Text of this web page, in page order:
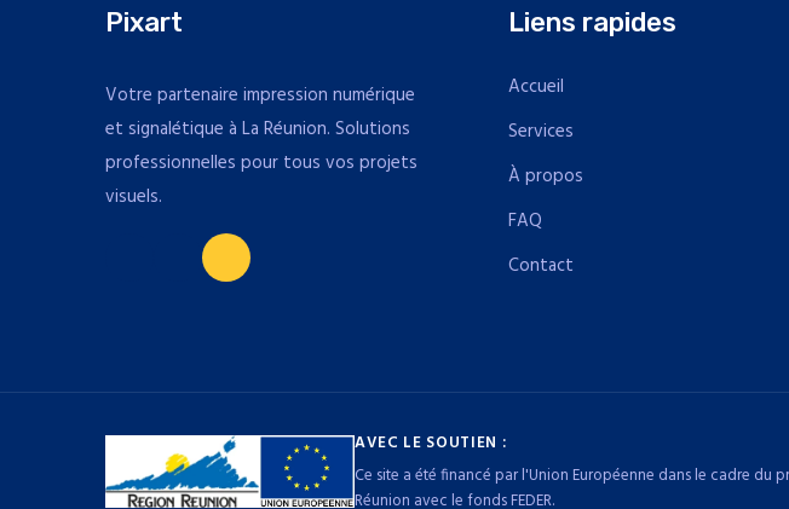
Pixart
Votre partenaire impression numérique
et signalétique à La Réunion. Solutions
professionnelles pour tous vos projets
visuels.
Liens rapides
Accueil
Services
À propos
FAQ
Contact
AVEC LE SOUTIEN :
Ce site a été financé par l'Union Européenne dans le cadre du
Réunion avec le fonds FEDER.